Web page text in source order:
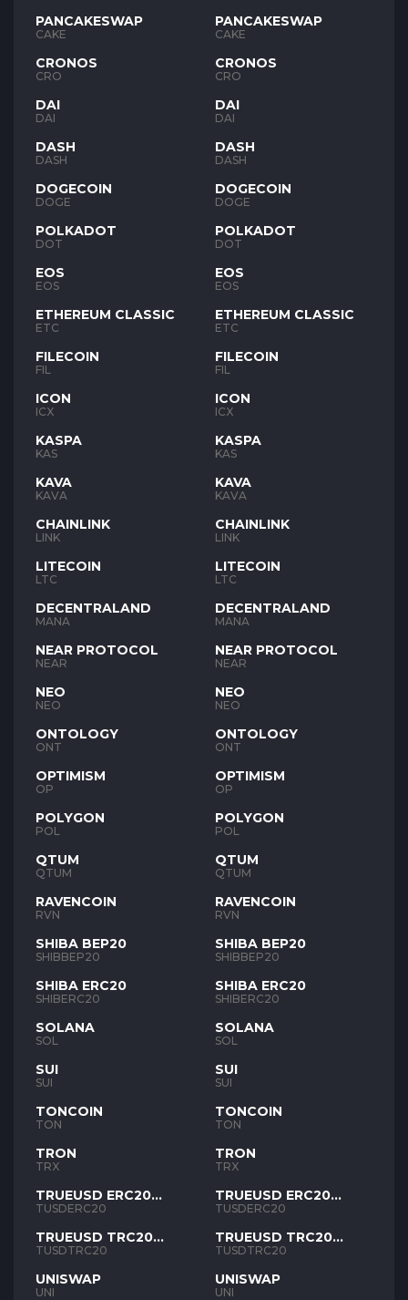
PANCAKESWAP
CAKE
CRONOS
CRO
DAI
DAI
DASH
DASH
DOGECOIN
DOGE
POLKADOT
DOT
EOS
EOS
ETHEREUM CLASSIC
ETC
FILECOIN
FIL
ICON
ICX
KASPA
KAS
KAVA
KAVA
CHAINLINK
LINK
LITECOIN
LTC
DECENTRALAND
MANA
NEAR PROTOCOL
NEAR
NEO
NEO
ONTOLOGY
ONT
OPTIMISM
OP
POLYGON
POL
QTUM
QTUM
RAVENCOIN
RVN
SHIBA BEP20
SHIBBEP20
SHIBA ERC20
SHIBERC20
SOLANA
SOL
SUI
SUI
TONCOIN
TON
TRON
TRX
TRUEUSD ERC20
TUSD
TUSDERC20
TRUEUSD TRC20
TUSD
TUSDTRC20
UNISWAP
UNI
PANCAKESWAP
CAKE
CRONOS
CRO
DAI
DAI
DASH
DASH
DOGECOIN
DOGE
POLKADOT
DOT
EOS
EOS
ETHEREUM CLASSIC
ETC
FILECOIN
FIL
ICON
ICX
KASPA
KAS
KAVA
KAVA
CHAINLINK
LINK
LITECOIN
LTC
DECENTRALAND
MANA
NEAR PROTOCOL
NEAR
NEO
NEO
ONTOLOGY
ONT
OPTIMISM
OP
POLYGON
POL
QTUM
QTUM
RAVENCOIN
RVN
SHIBA BEP20
SHIBBEP20
SHIBA ERC20
SHIBERC20
SOLANA
SOL
SUI
SUI
TONCOIN
TON
TRON
TRX
TRUEUSD ERC20
TUSD
TUSDERC20
TRUEUSD TRC20
TUSD
TUSDTRC20
UNISWAP
UNI